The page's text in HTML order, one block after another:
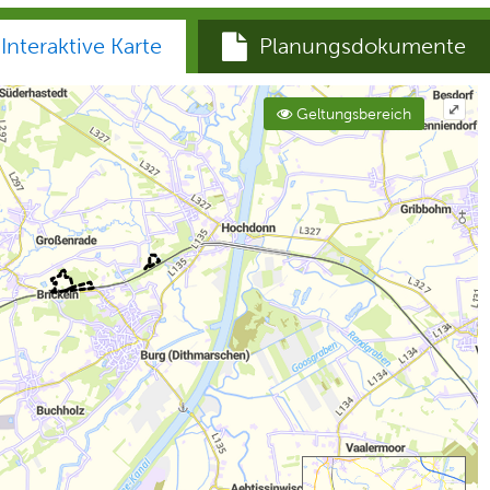
Interaktive Karte Planungsdokumente
Geltungsbereich ⤢